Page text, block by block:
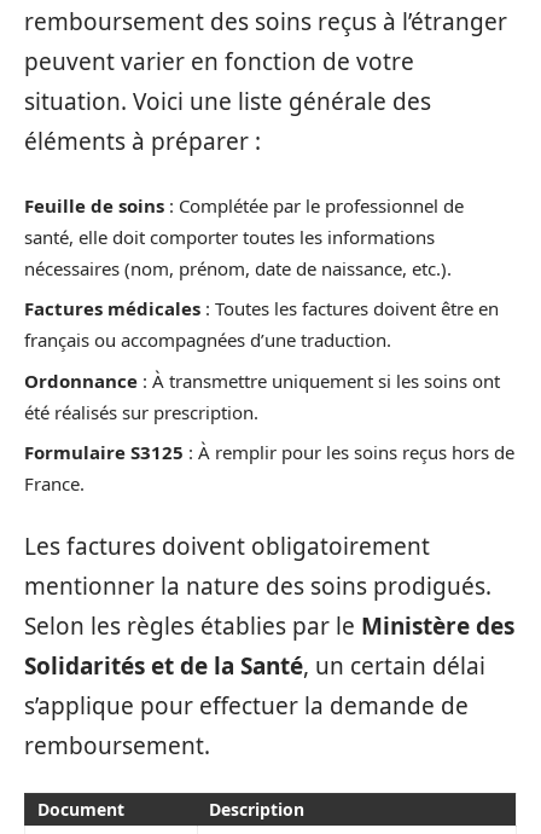
remboursement des soins reçus à l’étranger
peuvent varier en fonction de votre
situation. Voici une liste générale des
éléments à préparer :
Feuille de soins : Complétée par le professionnel de
santé, elle doit comporter toutes les informations
nécessaires (nom, prénom, date de naissance, etc.).
Factures médicales : Toutes les factures doivent être en
français ou accompagnées d’une traduction.
Ordonnance : À transmettre uniquement si les soins ont
été réalisés sur prescription.
Formulaire S3125 : À remplir pour les soins reçus hors de
France.
Les factures doivent obligatoirement
mentionner la nature des soins prodigués.
Selon les règles établies par le Ministère des
Solidarités et de la Santé, un certain délai
s’applique pour effectuer la demande de
remboursement.
Document Description